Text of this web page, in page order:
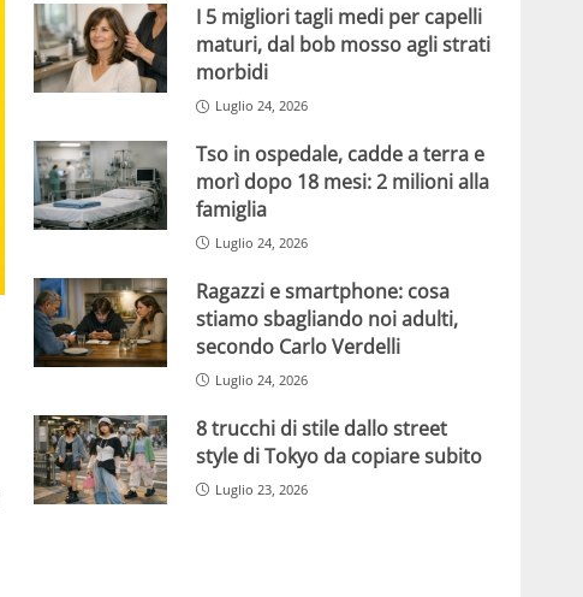
I 5 migliori tagli medi per capelli
maturi, dal bob mosso agli strati
morbidi
Luglio 24, 2026
Tso in ospedale, cadde a terra e
morì dopo 18 mesi: 2 milioni alla
famiglia
Luglio 24, 2026
Ragazzi e smartphone: cosa
stiamo sbagliando noi adulti,
secondo Carlo Verdelli
Luglio 24, 2026
8 trucchi di stile dallo street
style di Tokyo da copiare subito
Luglio 23, 2026